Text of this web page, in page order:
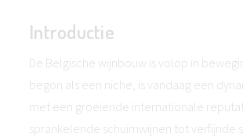
Introductie
De Belgische wijnbouw is volop in
begon als een niche, is vandaag een
met een groeiende internationale
sprankelende schuimwijnen tot verfijnde